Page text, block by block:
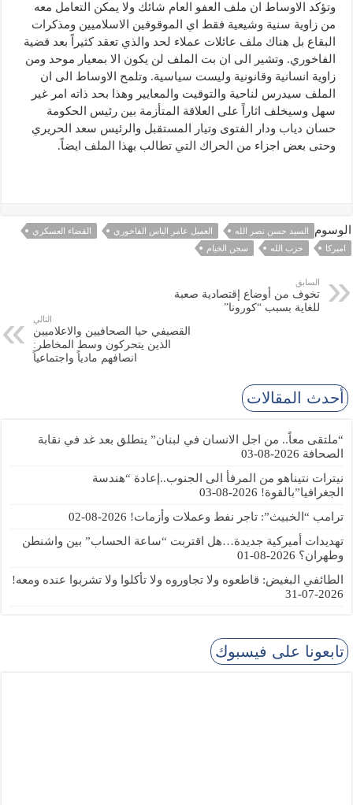
وتؤكد الاوساط ان ملف العفو العام شائك ولا يمكن التعامل معه
من زاوية سنية وشيعية فقط اي الموقوفين الاسلاميين ومذكرات
البقاع بل هناك ملف عائلات عملاء لحد والذي تعقد كثيراً بعد قضية
الفاخوري. وتشير الى ان بت الملف لن يكون الا بمعيار موحد ومن
زاوية انسانية وقانونية وليست سياسية. وتلمح الاوساط الى ان
الملف سيدرس لناحية والتوقيت والمعايير وهذا بحد ذاته امر غير
سهل وسيخلف اثاراً على العلاقة المتأزمة بين رئيس الحكومة
حسان دياب ودار الفتوى وتيار المستقبل والرئيس سعد الحريري
وحتى بعض اجزاء من الحراك التي تطالب بهذا الملف ايضاً.
الوسوم السيد حسن نصر الله العميل عامر الياس الفاخوري
القضاء العسكري
اميركا
حزب الله سجن الخيام
السابق
تخوف من أوضاع إقتصادية صعبة
للغاية بسبب “كورونا”
التالي
القصيفي حيا الصحافيين والاعلاميين
الذين يتحركون وسط المخاطر:
انصافهم مادياً واجتماعياً
أحدث المقالات
“ملتقى معاً.. من اجل الانسان في لبنان” ينطلق بعد غد في نقابة
الصحافة 2026-08-03
نيترات نتيناهو من المرفأ الى الجنوب..إعادة “هندسة
الجغرافيا”بالقوة! 2026-08-03
ترامب “الخبيث”: تاجر نفط وعملات وأزمات! 2026-08-02
تهديدات أميركية جديدة…هل اقتربت “ساعة الحساب” بين واشنطن
وطهران؟ 2026-08-01
الطائفي البغيض: قاطعوه ولا تجاوروه ولا تأكلوا ولا تشربوا عنده ومعه!
2026-07-31
تابعونا على فيسبوك